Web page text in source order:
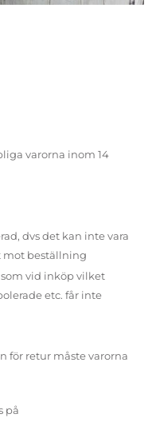
varorna inom 14
dvs det kan inte vara
mot beställning
vid inköp vilket
etc. får inte
för retur måste varorna
på